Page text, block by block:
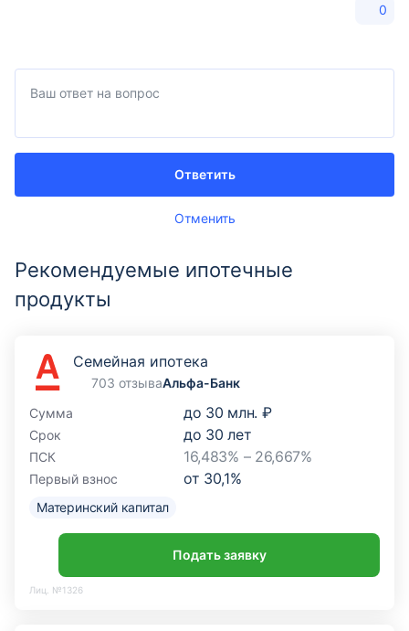
0
Отменить
Ответить
Рекомендуемые ипотечные
продукты
Семейная ипотека
703 отзываАльфа-Банк
Сумма
до 30 млн. ₽
Срок до 30 лет
ПСК 16,483% – 26,667%
Первый взнос от 30,1%
Материнский капитал
Подать заявку
Лиц. №1326